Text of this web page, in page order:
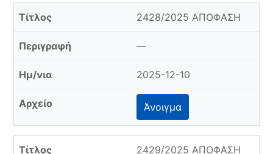
2428/2025 ΑΠΟΦΑΣΗ
—
2025-12-10
Άνοιγμα
2429/2025 ΑΠΟΦΑΣΗ